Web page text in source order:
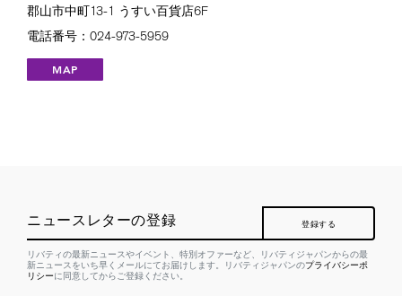
郡山市中町13-1 うすい百貨店6F
電話番号：024-973-5959
MAP
ニュースレターの登録 登録する
リバティの最新ニュースやイベント、特別オファーなど、リバティジャパンからの最
新ニュースをいち早くメールにてお届けします。リバティジャパンのプライバシーポ
リシーに同意してからご登録ください。